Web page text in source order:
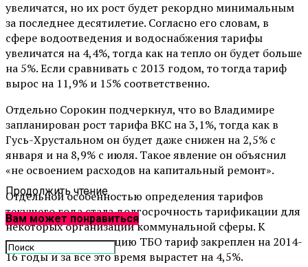
увеличатся, но их рост будет рекордно минимальным
за последнее десятилетие. Согласно его словам, в
сфере водоотведения и водоснабжения тарифы
увеличатся на 4,4%, тогда как на тепло он будет больше
на 5%. Если сравнивать с 2013 годом, то тогда тариф
вырос на 11,9% и 15% соответственно.
Отдельно Сорокин подчеркнул, что во Владимире
запланирован рост тарифа ВКС на 3,1%, тогда как в
Гусь-Хрустальном он будет даже снижен на 2,5% с
января и на 8,9% с июля. Такое явление он объяснил
«не освоением расходов на капитальный ремонт».
Отдельной особенностью определения тарифов
текущего года стала долгосрочность тарификации для
некоторых организации коммунальной сферы. К
примеру, на утилизацию ТБО тариф закреплен на 2014-
16 годы и за все это время вырастет на 4,5%.
Продолжить чтение
Вам может понравиться